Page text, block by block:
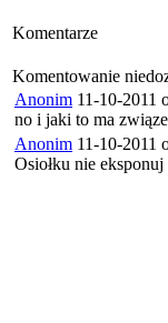
Komentarze
Komentowanie
Anonim 11-10-2011
no i jaki to ma
Anonim 11-10-2011
Osiołku nie